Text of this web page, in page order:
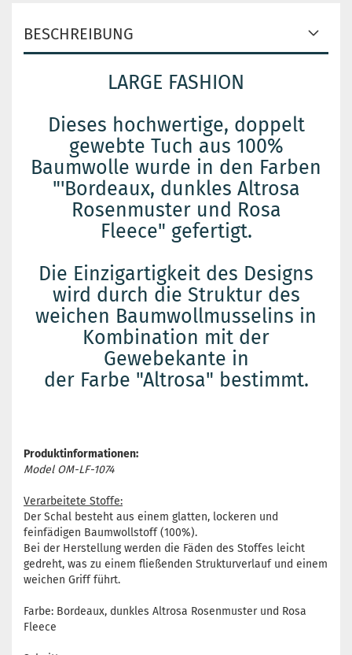
BESCHREIBUNG
LARGE FASHION
Dieses hochwertige, doppelt
gewebte Tuch aus 100%
Baumwolle wurde in den Farben
"'Bordeaux, dunkles Altrosa
Rosenmuster und Rosa
Fleece" gefertigt.
Die Einzigartigkeit des Designs
wird durch die Struktur des
weichen Baumwollmusselins in
Kombination mit der
Gewebekante in
der Farbe "Altrosa" bestimmt.
Produktinformationen:
Model OM-LF-1074
Verarbeitete Stoffe:
Der Schal besteht aus einem glatten, lockeren und
feinfädigen Baumwollstoff (100%).
Bei der Herstellung werden die Fäden des Stoffes leicht
gedreht, was zu einem fließenden Strukturverlauf und einem
weichen Griff führt.
Farbe: Bordeaux, dunkles Altrosa Rosenmuster und Rosa
Fleece